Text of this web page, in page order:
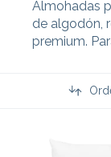
Almohadas
de algodón,
premium.